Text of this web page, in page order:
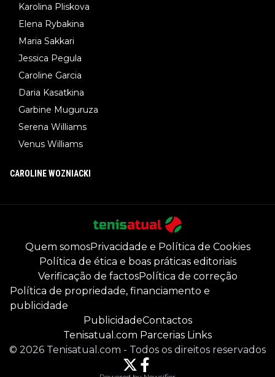
Karolina Pliskova
Elena Rybakina
Maria Sakkari
Jessica Pegula
Caroline Garcia
Daria Kasatkina
Garbine Muguruza
Serena Williams
Venus Williams
CAROLINE WOZNIACKI
Quem somosPrivacidade e Política de Cookies
Política de ética e boas práticas editoriais
Verificação de factosPolítica de correção
Política de propriedade, financiamento e
publicidade
PublicidadeContactos
Tenisatual.com Parcerias Links
© 2026 Tenisatual.com - Todos os direitos reservados